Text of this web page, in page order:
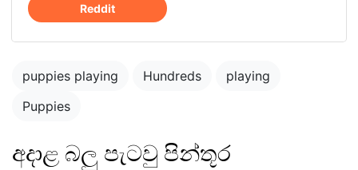
Reddit
puppies playing Hundreds
playing
Puppies
අදාළ බලු පැටවු පින්තූර
Blue merle
cattledog and
german shepard
puppy in the park